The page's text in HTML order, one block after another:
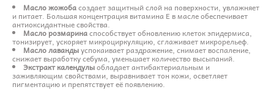
Масло жожобасоздает защитный слой на поверхности, увлажняет
и питает. Большая концентрация витамина Е в масле обеспечивает
антиоксидантные свойства.
Масло розмаринаспособствует обновлению клеток эпидермиса,
тонизирует, ускоряет микроциркуляцию, сглаживает микрорельеф.
Масло лавандыуспокаивает раздражение, снимает воспаление,
снижает выработку себума, уменьшает количество высыпаний.
Экстракт календулыобладает антибактериальным и
заживляющим свойствами, выравнивает тон кожи, осветляет
пигментацию и препятствует её появлению.